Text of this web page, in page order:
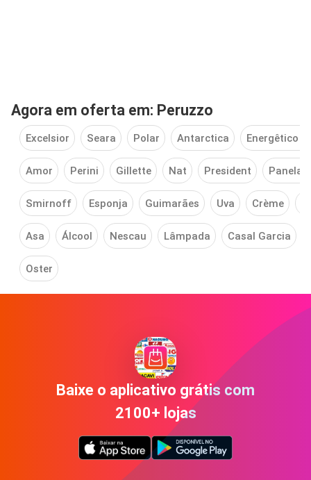
Agora em oferta em: Peruzzo
Excelsior Seara Polar Antarctica Energêtico
Amor Perini Gillette Nat President Panela
Smirnoff Esponja Guimarães Uva Crème
Asa Álcool Nescau Lâmpada Casal Garcia
Oster
Baixe o aplicativo grátis com
2100+ lojas